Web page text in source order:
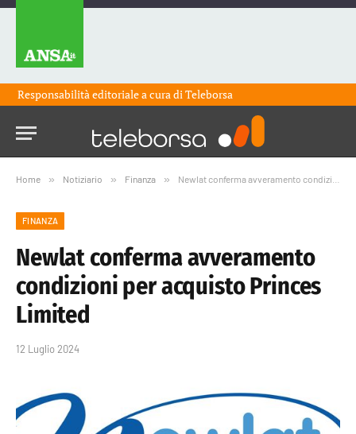
Responsabilità editoriale a cura diTeleborsa
Home » Notiziario » Finanza » Newlat conferma avveramento condizioni per acquisto Princes Limited
FINANZA
Newlat conferma avveramento
condizioni per acquisto Princes
Limited
12 Luglio 2024